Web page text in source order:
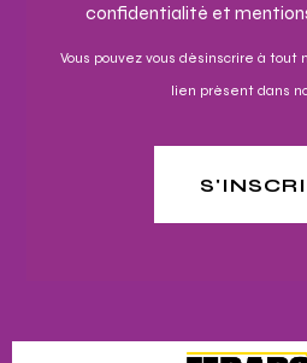
confidentialité et
Vous pouvez vous désinscrire à
lien présent dans